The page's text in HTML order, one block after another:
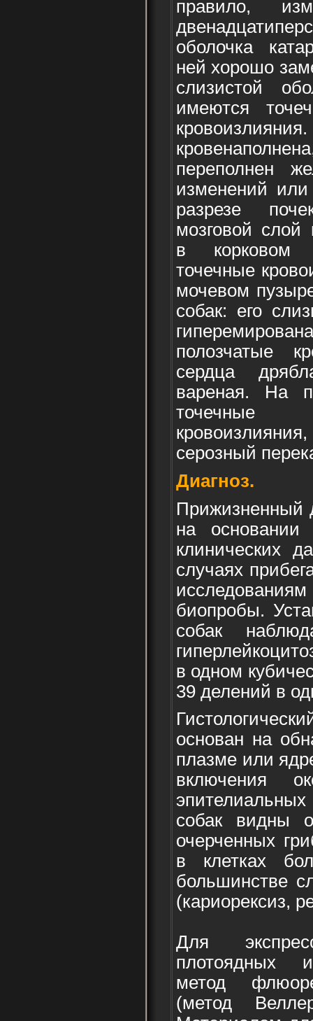
правило,
оболочка
ней хорошо
слизистой
имеются
переполнен
изменений
разрезе
мозговой слой
в корковом
точечные
мочевом
собак: его
полозчатые
сердца
вареная. На
точечные
серозный
Диагноз.
Прижизненный
на основании
клинических
случаях
биопробы.
собак
в одном
39 делений в
основан на
плазме или
включения
собак видны
очерченных
в клетках
большинстве
(кариорексиз,
Для
плотоядных
метод
(метод